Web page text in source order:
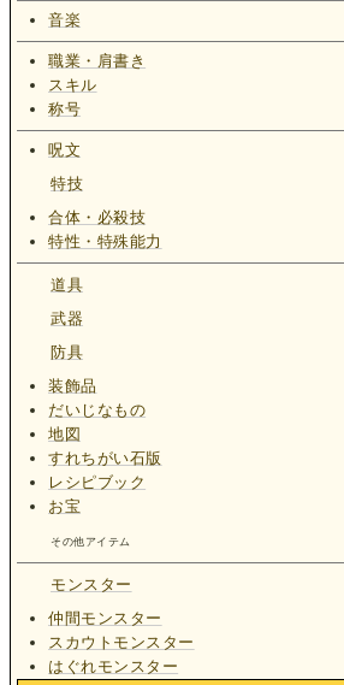
音楽
職業・肩書き
スキル
称号
呪文
特技
合体・必殺技
特性・特殊能力
道具
武器
防具
装飾品
だいじなもの
地図
すれちがい石版
レシピブック
お宝
その他アイテム
モンスター
仲間モンスター
スカウトモンスター
はぐれモンスター